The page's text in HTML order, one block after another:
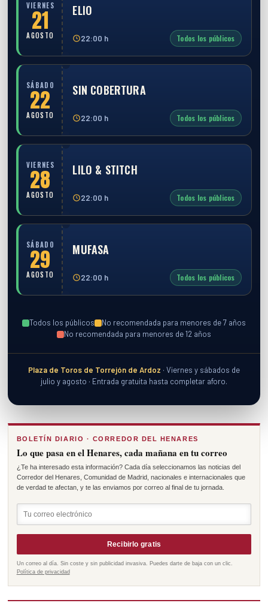
VIERNES
21
AGOSTO
ELIO
22:00 h Todos los públicos
SÁBADO
22
AGOSTO
SIN COBERTURA
22:00 h Todos los públicos
VIERNES
28
AGOSTO
LILO & STITCH
22:00 h Todos los públicos
SÁBADO
29
AGOSTO
MUFASA
22:00 h Todos los públicos
Todos los públicos
No recomendada para menores de 7 años
No recomendada para menores de 12 años
Plaza de Toros de Torrejón de Ardoz · Viernes y sábados de
julio y agosto · Entrada gratuita hasta completar aforo.
BOLETÍN DIARIO · CORREDOR DEL HENARES
Lo que pasa en el Henares, cada mañana en tu correo
¿Te ha interesado esta información? Cada día seleccionamos las noticias del
Corredor del Henares, Comunidad de Madrid, nacionales e internacionales que
de verdad te afectan, y te las enviamos por correo al final de tu jornada.
Recibirlo gratis
Un correo al día. Sin coste y sin publicidad invasiva. Puedes darte de baja con un clic.
Política de privacidad